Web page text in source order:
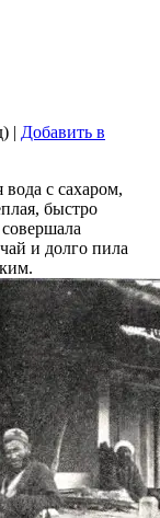
| Добавить в
с сахаром,
быстро
и долго пила